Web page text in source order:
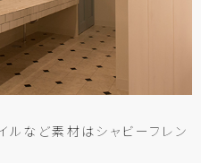
ルなど素材はシャビーフレン